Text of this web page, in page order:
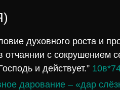
духовного роста и
отчаянии с сокрушением
и действует.”
дарование – «дар